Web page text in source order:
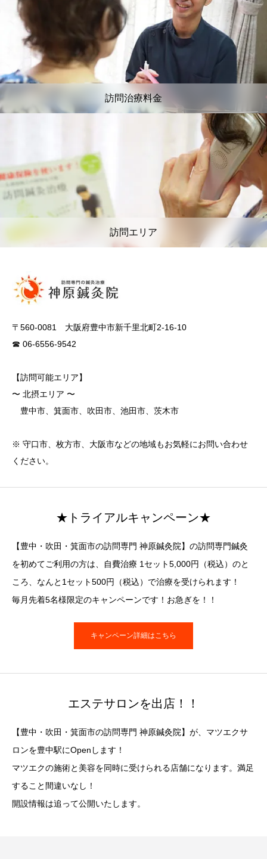
訪問治療料金
訪問エリア
〒560-0081 大阪府豊中市新千里北町2-16-10
☎ 06-6556-9542
【訪問可能エリア】
〜 北摂エリア 〜
豊中市、箕面市、吹田市、池田市、茨木市
※ 守口市、枚方市、大阪市などの地域もお気軽にお問い合わせ
ください。
★トライアルキャンペーン★
【豊中・吹田・箕面市の訪問専門 神原鍼灸院】の訪問専門鍼灸
を初めてご利用の方は、自費治療 1セット5,000円（税込）のと
ころ、なんと1セット500円（税込）で治療を受けられます！
毎月先着5名様限定のキャンペーンです！お急ぎを！！
キャンペーン詳細はこちら
エステサロンを出店！！
【豊中・吹田・箕面市の訪問専門 神原鍼灸院】が、マツエクサ
ロンを豊中駅にOpenします！
マツエクの施術と美容を同時に受けられる店舗になります。満足
すること間違いなし！
開設情報は追って公開いたします。